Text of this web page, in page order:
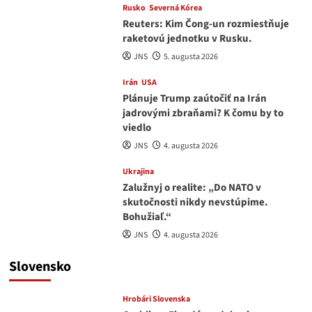
Rusko Severná Kórea
Reuters: Kim Čong-un rozmiestňuje
raketovú jednotku v Rusku.
JNS 5. augusta 2026
Irán USA
Plánuje Trump zaútočiť na Irán
jadrovými zbraňami? K čomu by to
viedlo
JNS 4. augusta 2026
Ukrajina
Zalužnyj o realite: „Do NATO v
skutočnosti nikdy nevstúpime.
Bohužiaľ.“
JNS 4. augusta 2026
Slovensko
Hrobári Slovenska